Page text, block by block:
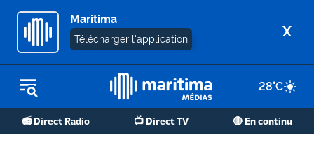
Maritima
Télécharger l'application X
28°C
📻 Direct Radio 📺 Direct TV 🔴 En continu
REPLAY RADIO
REPLAY TV